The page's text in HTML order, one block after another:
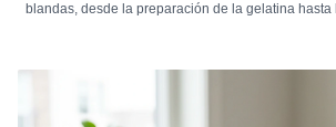
blandas, desde la preparación de la gelatina hasta